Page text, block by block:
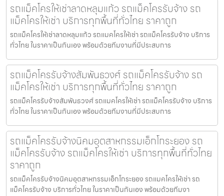
รถแม็คโครให้เช่าลาดหลุมแก้ว รถแม็คโครรับจ้าง รถ
แม็คโครให้เช่า บริการทุกพื้นที่ทั่วไทย ราคาถูก
รถแม็คโครให้เช่าลาดหลุมแก้ว รถแมคโครให้เช่า รถแม็คโครรับจ้าง บริการ
ทั่วไทย ในราคาเป็นกันเอง พร้อมด้วยทีมงานที่มีประสบการ
รถแม็คโครรับจ้างสัมพันธวงศ์ รถแม็คโครรับจ้าง รถ
แม็คโครให้เช่า บริการทุกพื้นที่ทั่วไทย ราคาถูก
รถแม็คโครรับจ้างสัมพันธวงศ์ รถแมคโครให้เช่า รถแม็คโครรับจ้าง บริการ
ทั่วไทย ในราคาเป็นกันเอง พร้อมด้วยทีมงานที่มีประสบการ
รถแม็คโครรับจ้างนิคมอุตสาหกรรมเอ็กโกระยอง รถ
แม็คโครรับจ้าง รถแม็คโครให้เช่า บริการทุกพื้นที่ทั่วไทย
ราคาถูก
รถแม็คโครรับจ้างนิคมอุตสาหกรรมเอ็กโกระยอง รถแมคโครให้เช่า รถ
แม็คโครรับจ้าง บริการทั่วไทย ในราคาเป็นกันเอง พร้อมด้วยทีมงา